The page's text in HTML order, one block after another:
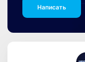
Написать